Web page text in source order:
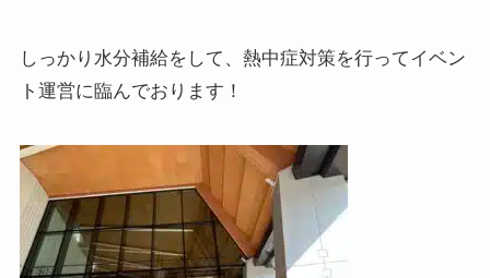
しっかり水分補給をして、熱中症対策を行ってイベン
ト運営に臨んでおります！